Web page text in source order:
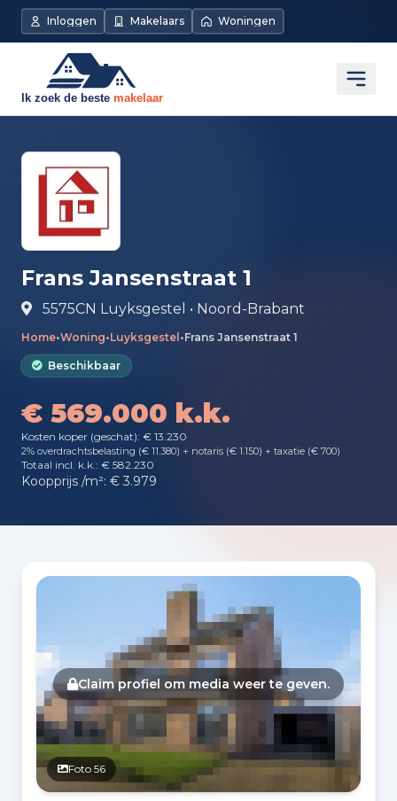
Direct naar de inhoud
Inloggen Makelaars Woningen
Frans Jansenstraat 1
5575CN Luyksgestel • Noord-Brabant
Home•Woning•Luyksgestel •Frans Jansenstraat 1
Beschikbaar
€ 569.000 k.k.
Kosten koper (geschat): € 13.230
2% overdrachtsbelasting (€ 11.380) + notaris (€ 1.150) + taxatie (€ 700)
Totaal incl. k.k.: € 582.230
Koopprijs /m²: € 3.979
Fotogalerij
Foto 56
Claim profiel om media weer te geven.